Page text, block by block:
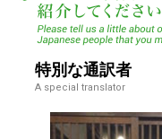
特別な通訳者
A special translator